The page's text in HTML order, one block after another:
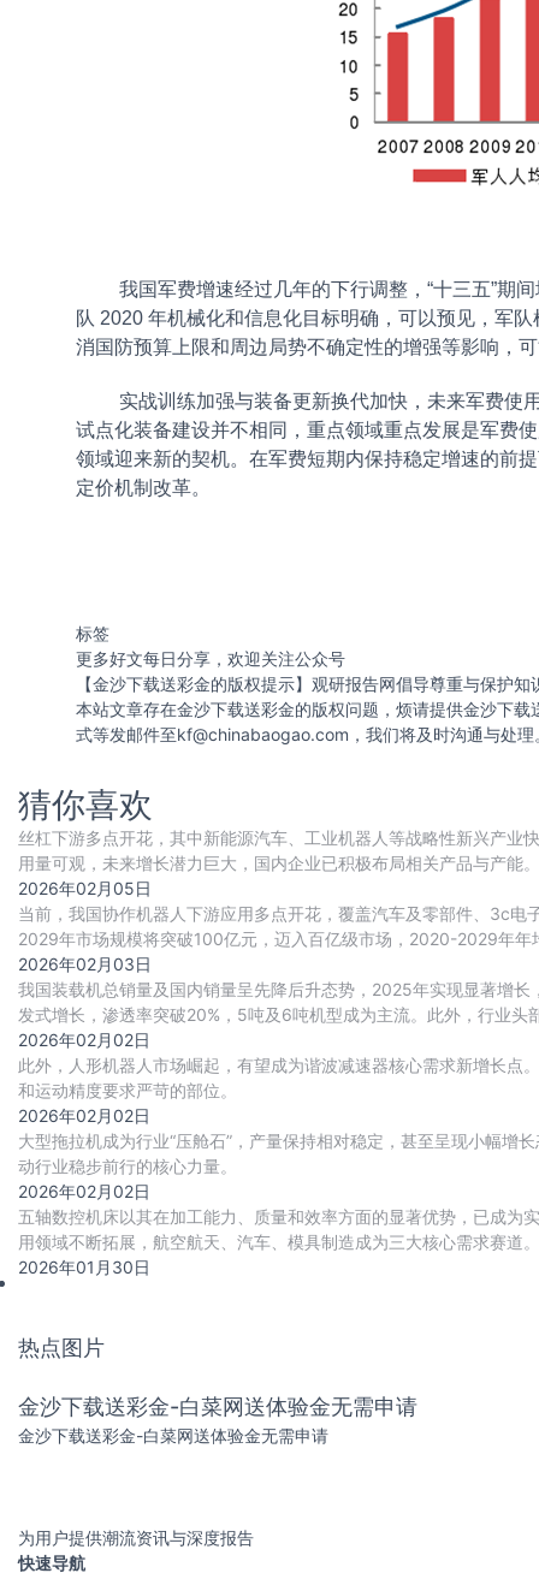
我国军费增速经过几年的下行调整，“十三五”期
队 2020 年机械化和信息化目标明确，可以预见，军
消国防预算上限和周边局势不确定性的增强等影响，
实战训练加强与装备更新换代加快，未来军费使
试点化装备建设并不相同，重点领域重点发展是军费
领域迎来新的契机。在军费短期内保持稳定增速的前
定价机制改革。
标签
更多好文每日分享，欢迎关注公众号
【金沙下载送彩金的版权提示】观研报告网倡导尊重与保护
本站文章存在金沙下载送彩金的版权问题，烦请提供金沙下
式等发邮件至kf@chinabaogao.com ，我们将及时沟通与处理
猜你喜欢
丝杠下游多点开花，其中新能源汽车、工业机器人等战略性新兴产
用量可观，未来增长潜力巨大，国内企业已积极布局相关产品与产
建设实现多重突破，推动行业国产替代进程持续加
2026年02月05日
当前，我国协作机器人下游应用多点开花，覆盖汽车及零部件、3c
2029年市场规模将突破100亿元，迈入百亿级市场，2020-2029年
2026年02月03日
我国装载机总销量及国内销量呈先降后升态势，2025年实现显著增
发式增长，渗透率突破20%，5吨及6吨机型成为主流。此外，行业
2026年02月02日
此外，人形机器人市场崛起，有望成为谐波减速器核心需求新增长
和运动精度要求严苛的部位。
2026年02月02日
大型拖拉机成为行业“压舱石”，产量保持相对稳定，甚至呈现小幅
动行业稳步前行的核心力量。
2026年02月02日
五轴数控机床以其在加工能力、质量和效率方面的显著优势，已成
用领域不断拓展，航空航天、汽车、模具制造成为三大核心需求赛
代进程加速推进，国产化率从2020年的18
2026年01月30日
热点图片
金沙下载送彩金-白菜网送体验金无需申请
金沙下载送彩金-白菜网送体验金无需申请
为用户提供潮流资讯与深度报告
快速导航